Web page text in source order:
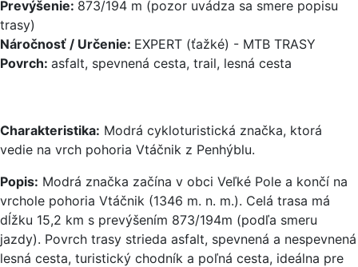
Prevýšenie: 873/194 m (pozor uvádza sa smere popisu
trasy)
Náročnosť / Určenie: EXPERT (ťažké) - MTB TRASY
Povrch: asfalt, spevnená cesta, trail, lesná cesta
Charakteristika: Modrá cykloturistická značka, ktorá
vedie na vrch pohoria Vtáčnik z Penhýblu.
Popis: Modrá značka začína v obci Veľké Pole a končí na
vrchole pohoria Vtáčnik (1346 m. n. m.). Celá trasa má
dĺžku 15,2 km s prevýšením 873/194m (podľa smeru
jazdy). Povrch trasy strieda asfalt, spevnená a nespevnená
lesná cesta, turistický chodník a poľná cesta, ideálna pre